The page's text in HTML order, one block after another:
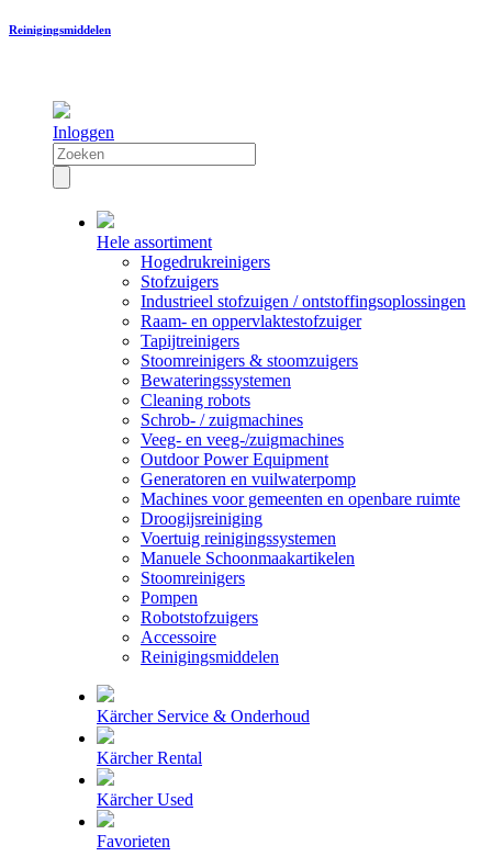
Reinigingsmiddelen
Inloggen
Hele assortiment
Hogedrukreinigers
Stofzuigers
Industrieel stofzuigen / ontstoffingsoplossingen
Raam- en oppervlaktestofzuiger
Tapijtreinigers
Stoomreinigers & stoomzuigers
Bewateringssystemen
Cleaning robots
Schrob- / zuigmachines
Veeg- en veeg-/zuigmachines
Outdoor Power Equipment
Generatoren en vuilwaterpomp
Machines voor gemeenten en openbare ruimte
Droogijsreiniging
Voertuig reinigingssystemen
Manuele Schoonmaakartikelen
Stoomreinigers
Pompen
Robotstofzuigers
Accessoire
Reinigingsmiddelen
Kärcher Service & Onderhoud
Kärcher Rental
Kärcher Used
Favorieten